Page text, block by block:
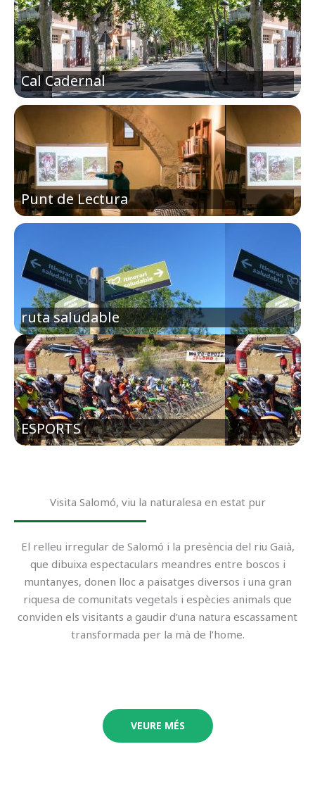
Cal Cadernal
Punt de Lectura
ruta saludable
ESPORTS
Visita Salomó, viu la naturalesa en estat pur
El relleu irregular de Salomó i la presència del riu Gaià,
que dibuixa espectaculars meandres entre boscos i
muntanyes, donen lloc a paisatges diversos i una gran
riquesa de comunitats vegetals i espècies animals que
conviden els visitants a gaudir d’una natura escassament
transformada per la mà de l’home.
VEURE MÉS